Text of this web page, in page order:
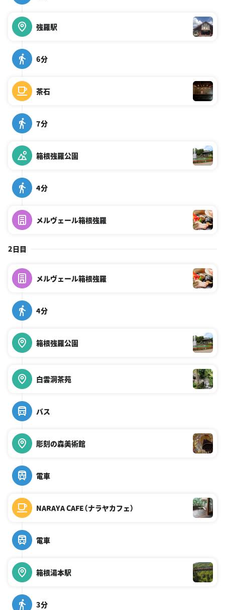
強羅駅
6分
茶石
7分
箱根強羅公園
4分
メルヴェール箱根強羅
2日目
メルヴェール箱根強羅
4分
箱根強羅公園
白雲洞茶苑
バス
彫刻の森美術館
電車
NARAYA CAFE（ナラヤカフェ）
電車
箱根湯本駅
3分